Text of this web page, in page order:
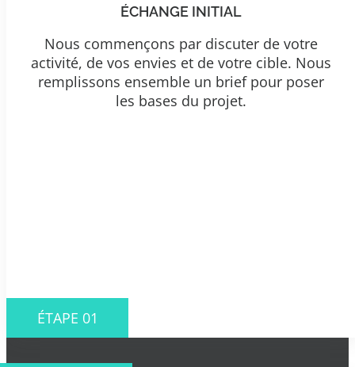
ÉCHANGE INITIAL
Nous commençons par discuter de votre
activité, de vos envies et de votre cible. Nous
remplissons ensemble un brief pour poser
les bases du projet.
ÉTAPE 01